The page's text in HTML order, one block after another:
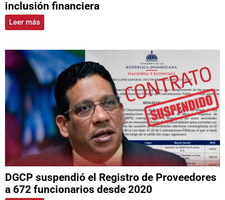
inclusión financiera
Leer más
DGCP suspendió el Registro de Proveedores
a 672 funcionarios desde 2020